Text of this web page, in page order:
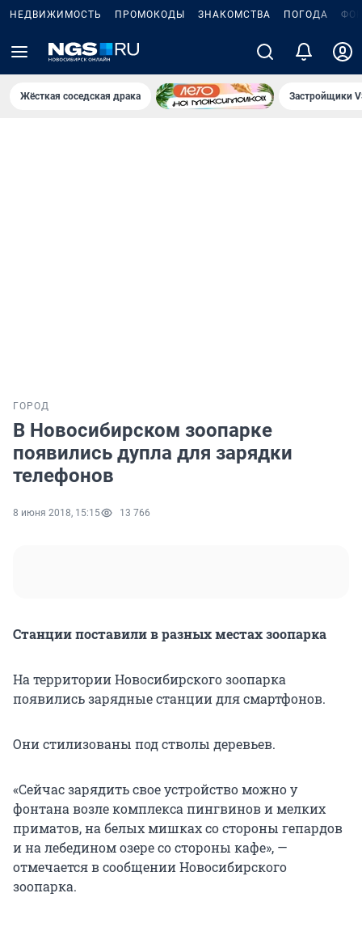
НЕДВИЖИМОСТЬ ПРОМОКОДЫ ЗНАКОМСТВА ПОГОДА
Жёсткая соседская драка Застройщики
ГОРОД
В Новосибирском зоопарке
появились дупла для зарядки
телефонов
8 июня 2018, 15:15 13 766
Станции поставили в разных местах зоопарка
На территории Новосибирского зоопарка
появились зарядные станции для смартфонов.
Они стилизованы под стволы деревьев.
«Сейчас зарядить свое устройство можно у
фонтана возле комплекса пингвинов и мелких
приматов, на белых мишках со стороны гепардов
и на лебедином озере со стороны кафе», —
отмечается в сообщении Новосибирского
зоопарка.